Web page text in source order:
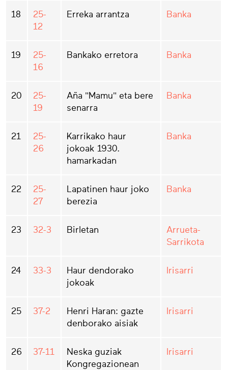
18
25-
12
Erreka arrantza Banka
19
25-
16
Bankako erretora Banka
20
25-
19
Aña "Mamu" eta bere
senarra
Banka
21
25-
26
Karrikako haur
jokoak 1930.
hamarkadan
Banka
22
25-
27
Lapatinen haur joko
berezia
Banka
23 32-3 Birletan
Arrueta-
Sarrikota
24 33-3
Haur dendorako
jokoak
Irisarri
25 37-2
Henri Haran: gazte
denborako aisiak
Irisarri
26 37-11
Neska guziak
Kongregazionean
Irisarri